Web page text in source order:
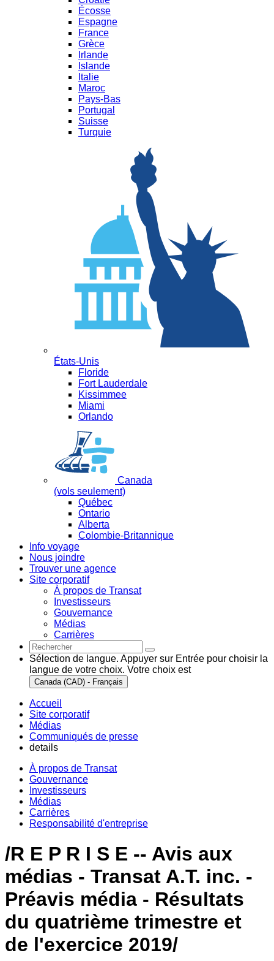
Écosse
Espagne
France
Grèce
Irlande
Islande
Italie
Maroc
Pays-Bas
Portugal
Suisse
Turquie
États-Unis
Floride
Fort Lauderdale
Kissimmee
Miami
Orlando
Canada
(vols seulement)
Québec
Ontario
Alberta
Colombie-Britannique
Info voyage
Nous joindre
Trouver une agence
Site corporatif
À propos de Transat
Investisseurs
Gouvernance
Médias
Carrières
Sélection de langue. Appuyer sur Entrée pour choisir la
langue de votre choix. Votre choix est
Canada (CAD) - Français
Accueil
Site corporatif
Médias
Communiqués de presse
details
À propos de Transat
Gouvernance
Investisseurs
Médias
Carrières
Responsabilité d'entreprise
/R E P R I S E -- Avis aux
médias - Transat A.T. inc. -
Préavis média - Résultats
du quatrième trimestre et
de l'exercice 2019/